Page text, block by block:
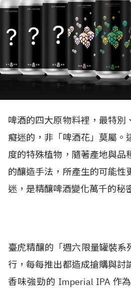
啤酒的四大原物料裡，最特別
癡迷的，非「啤酒花」莫屬。
度的特殊植物，隨著產地與品
的釀造手法，所產生的可能性
迷，是精釀啤酒變化萬千的秘
臺虎精釀的「週六限量罐裝
行，每每推出都造成搶購與討
香味強勁的 Imperial IPA 作